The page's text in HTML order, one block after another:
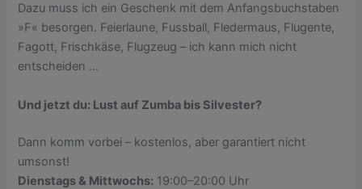
Dazu muss ich ein Geschenk mit dem Anfangsbuchstaben
»F« besorgen. Feierlaune, Fussball, Fledermaus, Flugente,
Fagott, Frischkäse, Flugzeug – ich kann mich nicht
entscheiden …
Und jetzt du: Lust auf Zumba bis Silvester?
Dann komm vorbei – kostenlos, aber garantiert nicht
umsonst!
Dienstags & Mittwochs: 19:00–20:00 Uhr